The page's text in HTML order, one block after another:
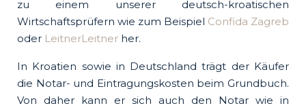
zu einem unserer deutsch-kroatischen
Wirtschaftsprüfern wie zum Beispiel Confida Zagreb
oder LeitnerLeitner her.
In Kroatien sowie in Deutschland trägt der Käufer
die Notar- und Eintragungskosten beim Grundbuch.
Von daher kann er sich auch den Notar wie in